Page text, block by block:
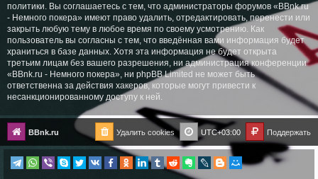
политики. Вы соглашаетесь с тем, что администраторы форумов «BBnk.ru
- Немного покера» имеют право удалить, отредактировать, перенести или
закрыть любую тему в любое время по своему усмотрению. Как
пользователь вы согласны с тем, что введённая вами информация будет
храниться в базе данных. Хотя эта информация не будет открыта
третьим лицам без вашего разрешения, ни администрация конференции
«BBnk.ru - Немного покера», ни phpBB Limited не может быть
ответственна за действия хакеров, которые могут привести к
несанкционированному доступу к ней.
BBnk.ru Поддержать
UTC+03:00
Удалить cookies